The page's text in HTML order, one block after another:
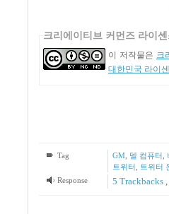
크리에이티브 커먼즈 라이
이 저작물은 크
대한민국 라이
Tag GM, 델 컴퓨터
트위터
트위터
Response
5 Trackbacks